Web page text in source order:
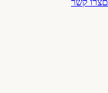
צרו קשר